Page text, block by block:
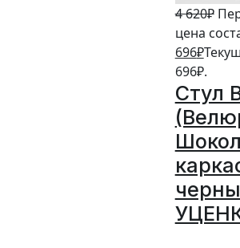
4 620₽
цена
696₽
696₽.
Стул